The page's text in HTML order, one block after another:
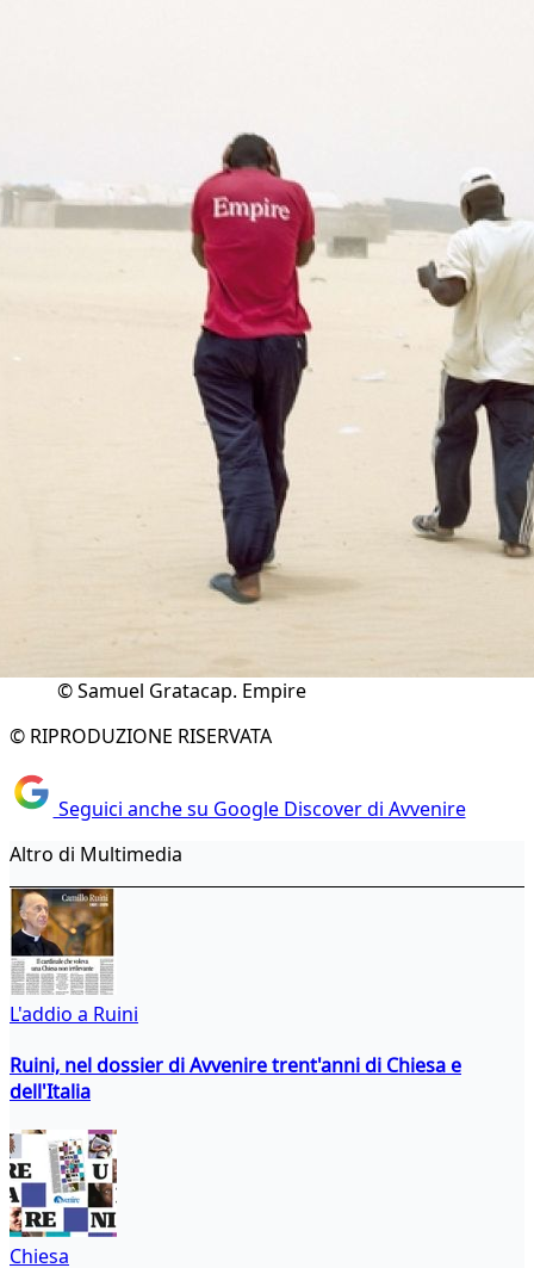
© Samuel Gratacap. Empire
© RIPRODUZIONE RISERVATA
Seguici anche su Google Discover di Avvenire
Altro di Multimedia
L'addio a Ruini
Ruini, nel dossier di Avvenire trent'anni di Chiesa e
dell'Italia
Chiesa